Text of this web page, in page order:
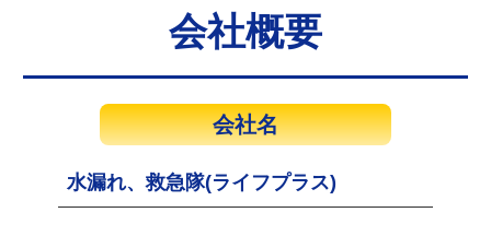
会社概要
会社名
水漏れ、救急隊(ライフプラス)